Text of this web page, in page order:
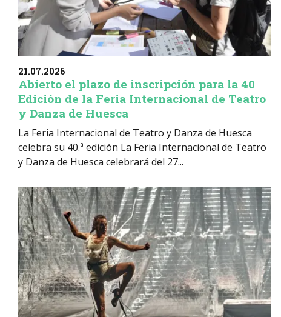
21.07.2026
Abierto el plazo de inscripción para la 40
Edición de la Feria Internacional de Teatro
y Danza de Huesca
La Feria Internacional de Teatro y Danza de Huesca
celebra su 40.ª edición La Feria Internacional de Teatro
y Danza de Huesca celebrará del 27...